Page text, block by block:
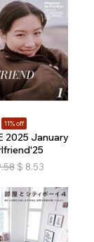
11% off
2025 January
$ 8.53